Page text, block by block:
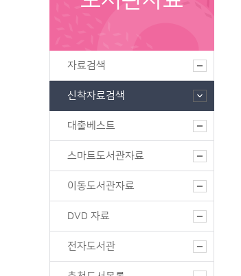
자료검색
신착자료검색
대출베스트
스마트도서관자료
이동도서관자료
DVD 자료
전자도서관